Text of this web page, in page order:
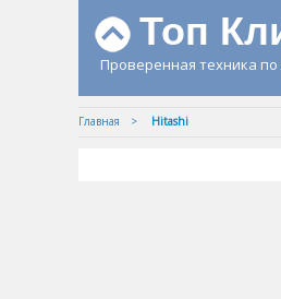
Топ
Проверенная техника
Главная Hitashi